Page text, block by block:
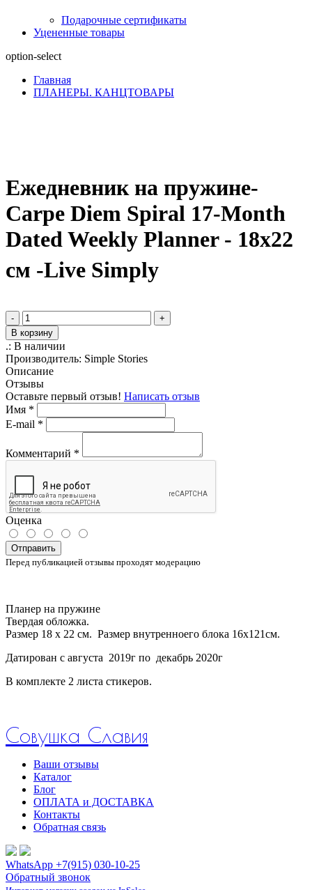
Подарочные сертификаты
Уцененные товары
option-select
Главная
ПЛАНЕРЫ. КАНЦТОВАРЫ
Ежедневник на пружине-
Carpe Diem Spiral 17-Month
Dated Weekly Planner - 18х22
см -Live Simply
-
+
В корзину
.: В наличии
Производитель: Simple Stories
Описание
Отзывы
Оставьте первый отзыв! Написать отзыв
Имя *
E-mail *
Комментарий *
Оценка
Отправить
Перед публикацией отзывы проходят модерацию
Планер на пружине
Твердая обложка.
Размер 18 х 22 см. Размер внутренноего блока 16х121см.
Датирован с августа 2019г по декабрь 2020г
В комплекте 2 листа стикеров.
Совушка Славия
Ваши отзывы
Каталог
Блог
ОПЛАТА и ДОСТАВКА
Контакты
Обратная связь
WhatsApp +7(915) 030-10-25
Обратный звонок